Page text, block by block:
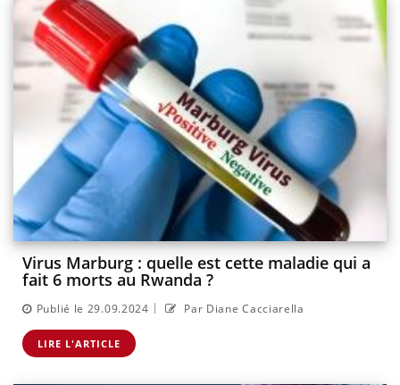
Virus Marburg : quelle est cette maladie qui a
fait 6 morts au Rwanda ?
Publié le 29.09.2024 | Par Diane Cacciarella
LIRE L'ARTICLE